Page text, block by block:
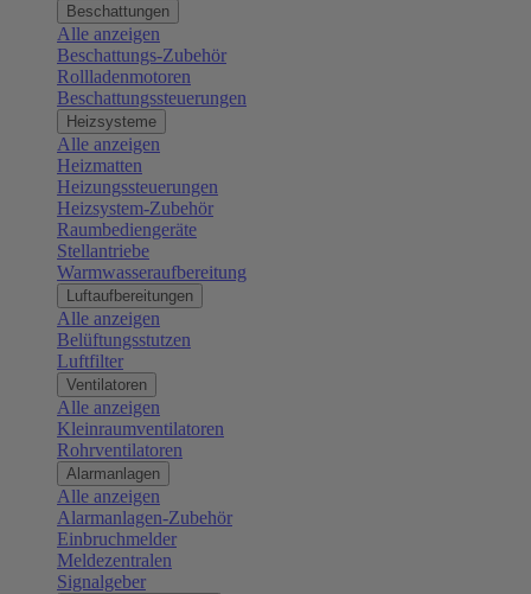
Beschattungen
Alle anzeigen
Beschattungs-Zubehör
Rollladenmotoren
Beschattungssteuerungen
Heizsysteme
Alle anzeigen
Heizmatten
Heizungssteuerungen
Heizsystem-Zubehör
Raumbediengeräte
Stellantriebe
Warmwasseraufbereitung
Luftaufbereitungen
Alle anzeigen
Belüftungsstutzen
Luftfilter
Ventilatoren
Alle anzeigen
Kleinraumventilatoren
Rohrventilatoren
Alarmanlagen
Alle anzeigen
Alarmanlagen-Zubehör
Einbruchmelder
Meldezentralen
Signalgeber